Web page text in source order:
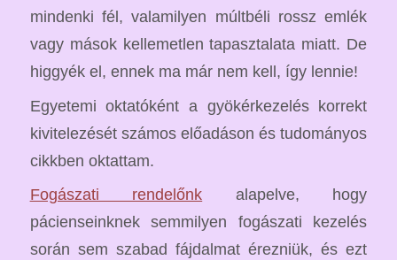
mindenki fél, valamilyen múltbéli rossz emlék
vagy mások kellemetlen tapasztalata miatt. De
higgyék el, ennek ma már nem kell, így lennie!
Egyetemi oktatóként a gyökérkezelés korrekt
kivitelezését számos előadáson és tudományos
cikkben oktattam.
Fogászati rendelőnk alapelve, hogy
pácienseinknek semmilyen fogászati kezelés
során sem szabad fájdalmat érezniük, és ezt